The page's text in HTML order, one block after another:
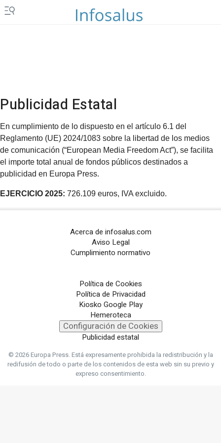
Publicidad Estatal
En cumplimiento de lo dispuesto en el artículo 6.1 del
Reglamento (UE) 2024/1083 sobre la libertad de los medios
de comunicación (“European Media Freedom Act”), se facilita
el importe total anual de fondos públicos destinados a
publicidad en Europa Press.
EJERCICIO 2025: 726.109 euros, IVA excluido.
Acerca de infosalus.com
Aviso Legal
Cumplimiento normativo
Política de Cookies
Política de Privacidad
Kiosko Google Play
Hemeroteca
Configuración de Cookies
Publicidad estatal
© 2026 Europa Press.Está expresamente prohibida la redistribución y la
redifusión de todo o parte de los contenidos de esta web sin su previo y
expreso consentimiento.